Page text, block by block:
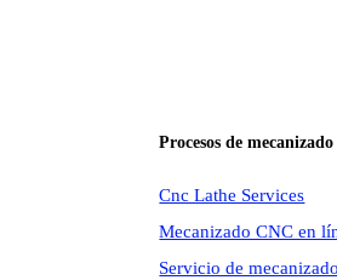
Procesos de mecanizado
Cnc Lathe Services
Mecanizado CNC en
Servicio de